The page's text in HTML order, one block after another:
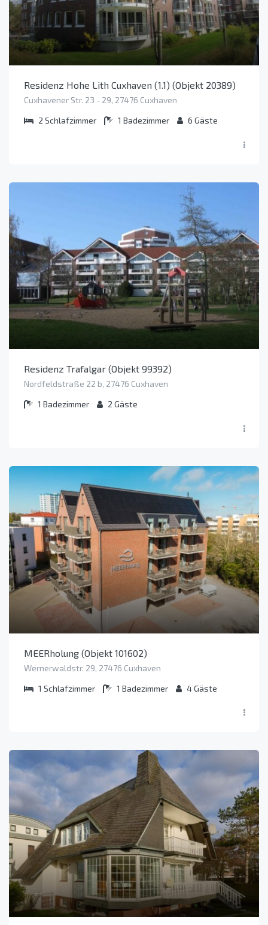
Residenz Hohe Lith Cuxhaven (1.1) (Objekt 20389)
Cuxhavener Str. 23 - 29, 27476 Cuxhaven
2 Schlafzimmer 1 Badezimmer 6 Gäste
Residenz Trafalgar (Objekt 99392)
Nordfeldstraße 22 b, 27476 Cuxhaven
1 Badezimmer 2 Gäste
MEERholung (Objekt 101602)
Wernerwaldstr. 29, 27476 Cuxhaven
1 Schlafzimmer 1 Badezimmer 4Gäste